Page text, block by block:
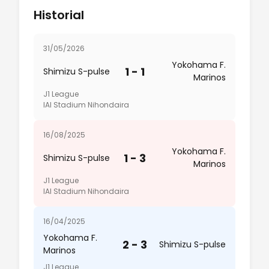
Historial
31/05/2026
Shimizu S-pulse 1 - 1
Yokohama F.
Marinos
J1 League
IAI Stadium Nihondaira
16/08/2025
Shimizu S-pulse 1 - 3
Yokohama F.
Marinos
J1 League
IAI Stadium Nihondaira
16/04/2025
Yokohama F.
Marinos
2 - 3 Shimizu S-pulse
J1 League